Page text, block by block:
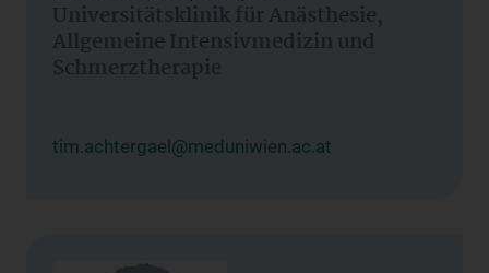
Universitätsklinik für Anästhesie,
Allgemeine Intensivmedizin und
Schmerztherapie
tim.achtergael@meduniwien.ac.at